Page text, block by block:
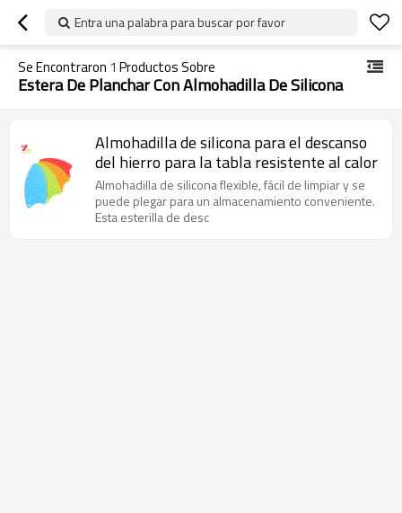
Entra una palabra para buscar por favor
Se Encontraron 1 Productos Sobre
Estera De Planchar Con Almohadilla De Silicona
Almohadilla de silicona para el descanso
del hierro para la tabla resistente al calor
Almohadilla de silicona flexible, fácil de limpiar y se
puede plegar para un almacenamiento conveniente.
Esta esterilla de desc